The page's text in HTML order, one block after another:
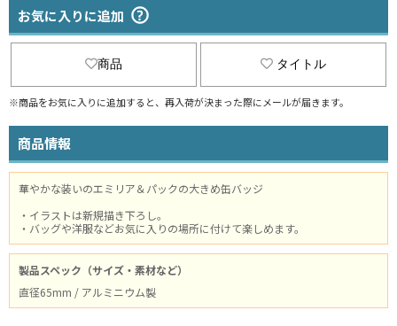
お気に入りに追加
商品 タイトル
※商品をお気に入りに追加すると、再入荷が決まった際にメールが届きます。
商品情報
華やかな装いのエミリア＆パックの大きめ缶バッジ
・イラストは新規描き下ろし。
・バッグや洋服などお気に入りの場所に付けて楽しめます。
製品スペック（サイズ・素材など）
直径65mm / アルミニウム製